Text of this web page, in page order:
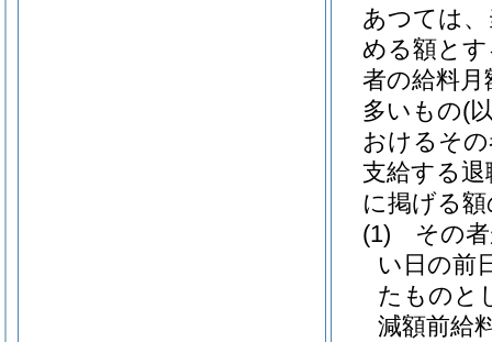
あつては
める額と
者の給料
多いもの(
おけるそ
支給する
に掲げる
(1)
その
い日の前
たものと
減額前給